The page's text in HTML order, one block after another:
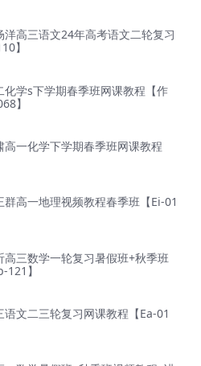
洋高三语文24年高考语文二轮复习
】
化学s下学期春季班网课教程【作
】
高一化学下学期春季班网课教程
高一地理视频教程春季班【Ei-01
高三数学一轮复习暑假班+秋季班
121】
文二三轮复习网课教程【Ea-01